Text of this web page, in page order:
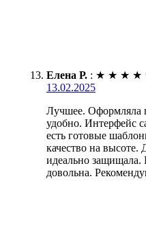
Елена Р. : ★ ★ ★ ★
13.02.2025
Лучшее. Оформляла
удобно. Интерфейс
есть готовые
качество на высоте.
идеально защищала.
довольна.